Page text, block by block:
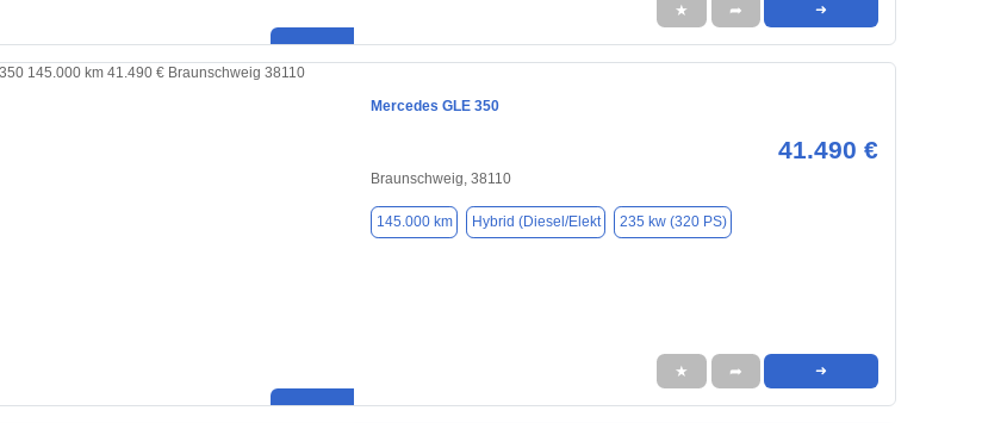
★ ➦ ➜
Mercedes GLE 350
41.490 €
Braunschweig, 38110
145.000 km Hybrid (Diesel/Elekt 235 kw (320 PS)
★ ➦ ➜